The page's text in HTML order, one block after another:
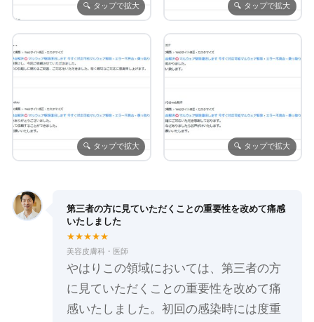
🔍 タップで拡大 🔍 タップで拡大
🔍 タップで拡大 🔍 タップで拡大
第三者の方に見ていただくことの重要性を改めて痛感
いたしました
★★★★★
美容皮膚科・医師
やはりこの領域においては、第三者の方
に見ていただくことの重要性を改めて痛
感いたしました。初回の感染時には度重